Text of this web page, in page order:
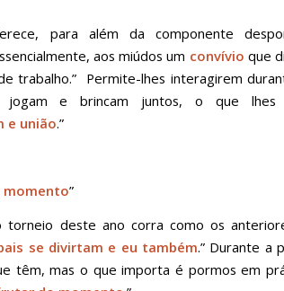
para além da componente
aos miúdos um convívio que
trabalho.” Permite-lhes interagirem
jogam e brincam juntos, o que lhes
e união.”
momento”
torneio deste ano corra como os
se divirtam e eu também.” Durante a
têm, mas o que importa é pormos em